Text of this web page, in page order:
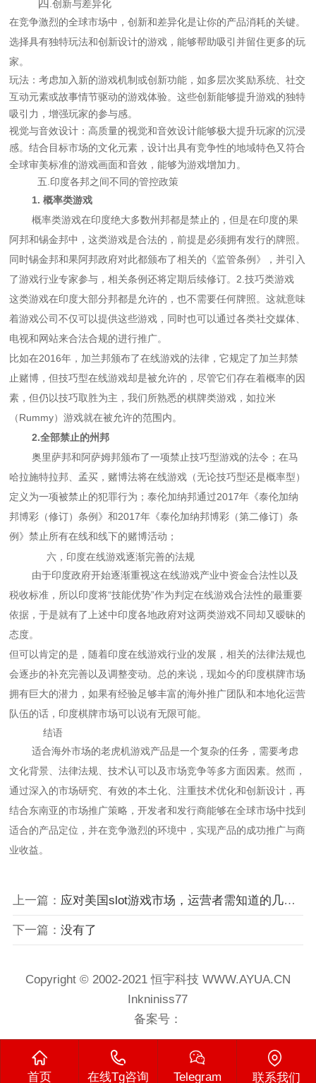
四 .创新与差异化
在竞争激烈的全球市场中，创新和差异化是让你的产品消耗的关键。
选择具有独特玩法和创新设计的游戏，能够帮助吸引并留住更多的玩
家。
玩法：考虑加入新的游戏机制或创新功能，如多层次奖励系统、社交
互动元素或故事情节驱动的游戏体验。这些创新能够提升游戏的独特
吸引力，增强玩家的参与感。
视觉与音效设计：高质量的视觉和音效设计能够极大提升玩家的沉浸
感。结合目标市场的文化元素，设计出具有竞争性的地域特色又符合
全球审美标准的游戏画面和音效，能够为游戏增加力。
五.印度各邦之间不同的管控政策
1. 概率类游戏
概率类游戏在印度绝大多数州邦都是禁止的，但是在印度的果
阿邦和锡金邦中，这类游戏是合法的，前提是必须拥有发行的牌照。
同时锡金邦和果阿邦政府对此都颁布了相关的《监管条例》，并引入
了游戏行业专家参与，相关条例还将定期后续修订。2.技巧类游戏
这类游戏在印度大部分邦都是允许的，也不需要任何牌照。这就意味
着游戏公司不仅可以提供这些游戏，同时也可以通过各类社交媒体、
电视和网站来合法合规的进行推广。
比如在2016年，加兰邦颁布了在线游戏的法律，它规定了加兰邦禁
止赌博，但技巧型在线游戏却是被允许的，尽管它们存在着概率的因
素，但仍以技巧取胜为主，我们所熟悉的棋牌类游戏，如拉米
（Rummy）游戏就在被允许的范围内。
2.全部禁止的州邦
奥里萨邦和阿萨姆邦颁布了一项禁止技巧型游戏的法令；在马
哈拉施特拉邦、孟买，赌博法将在线游戏（无论技巧型还是概率型）
定义为一项被禁止的犯罪行为；泰伦加纳邦通过2017年《泰伦加纳
邦博彩（修订）条例》和2017年《泰伦加纳邦博彩（第二修订）条
例》禁止所有在线和线下的赌博活动；
六，印度在线游戏逐渐完善的法规
由于印度政府开始逐渐重视这在线游戏产业中资金合法性以及
税收标准，所以印度将“技能优势”作为判定在线游戏合法性的最重要
依据，于是就有了上述中印度各地政府对这两类游戏不同却又暧昧的
态度。
但可以肯定的是，随着印度在线游戏行业的发展，相关的法律法规也
会逐步的补充完善以及调整变动。总的来说，现如今的印度棋牌市场
拥有巨大的潜力，如果有经验足够丰富的海外推广团队和本地化运营
队伍的话，印度棋牌市场可以说有无限可能。
结语
适合海外市场的老虎机游戏产品是一个复杂的任务，需要考虑
文化背景、法律法规、技术认可以及市场竞争等多方面因素。然而，
通过深入的市场研究、有效的本土化、注重技术优化和创新设计，再
结合东南亚的市场推广策略，开发者和发行商能够在全球市场中找到
适合的产品定位，并在竞争激烈的环境中，实现产品的成功推广与商
业收益。
上一篇： 应对美国slot游戏市场，运营者需知道的几个细节！
下一篇： 没有了
Copyright © 2002-2021 恒宇科技 WWW.AYUA.CN
Inkniniss77
备案号：
首页 在线Tg咨询 Telegram 联系我们